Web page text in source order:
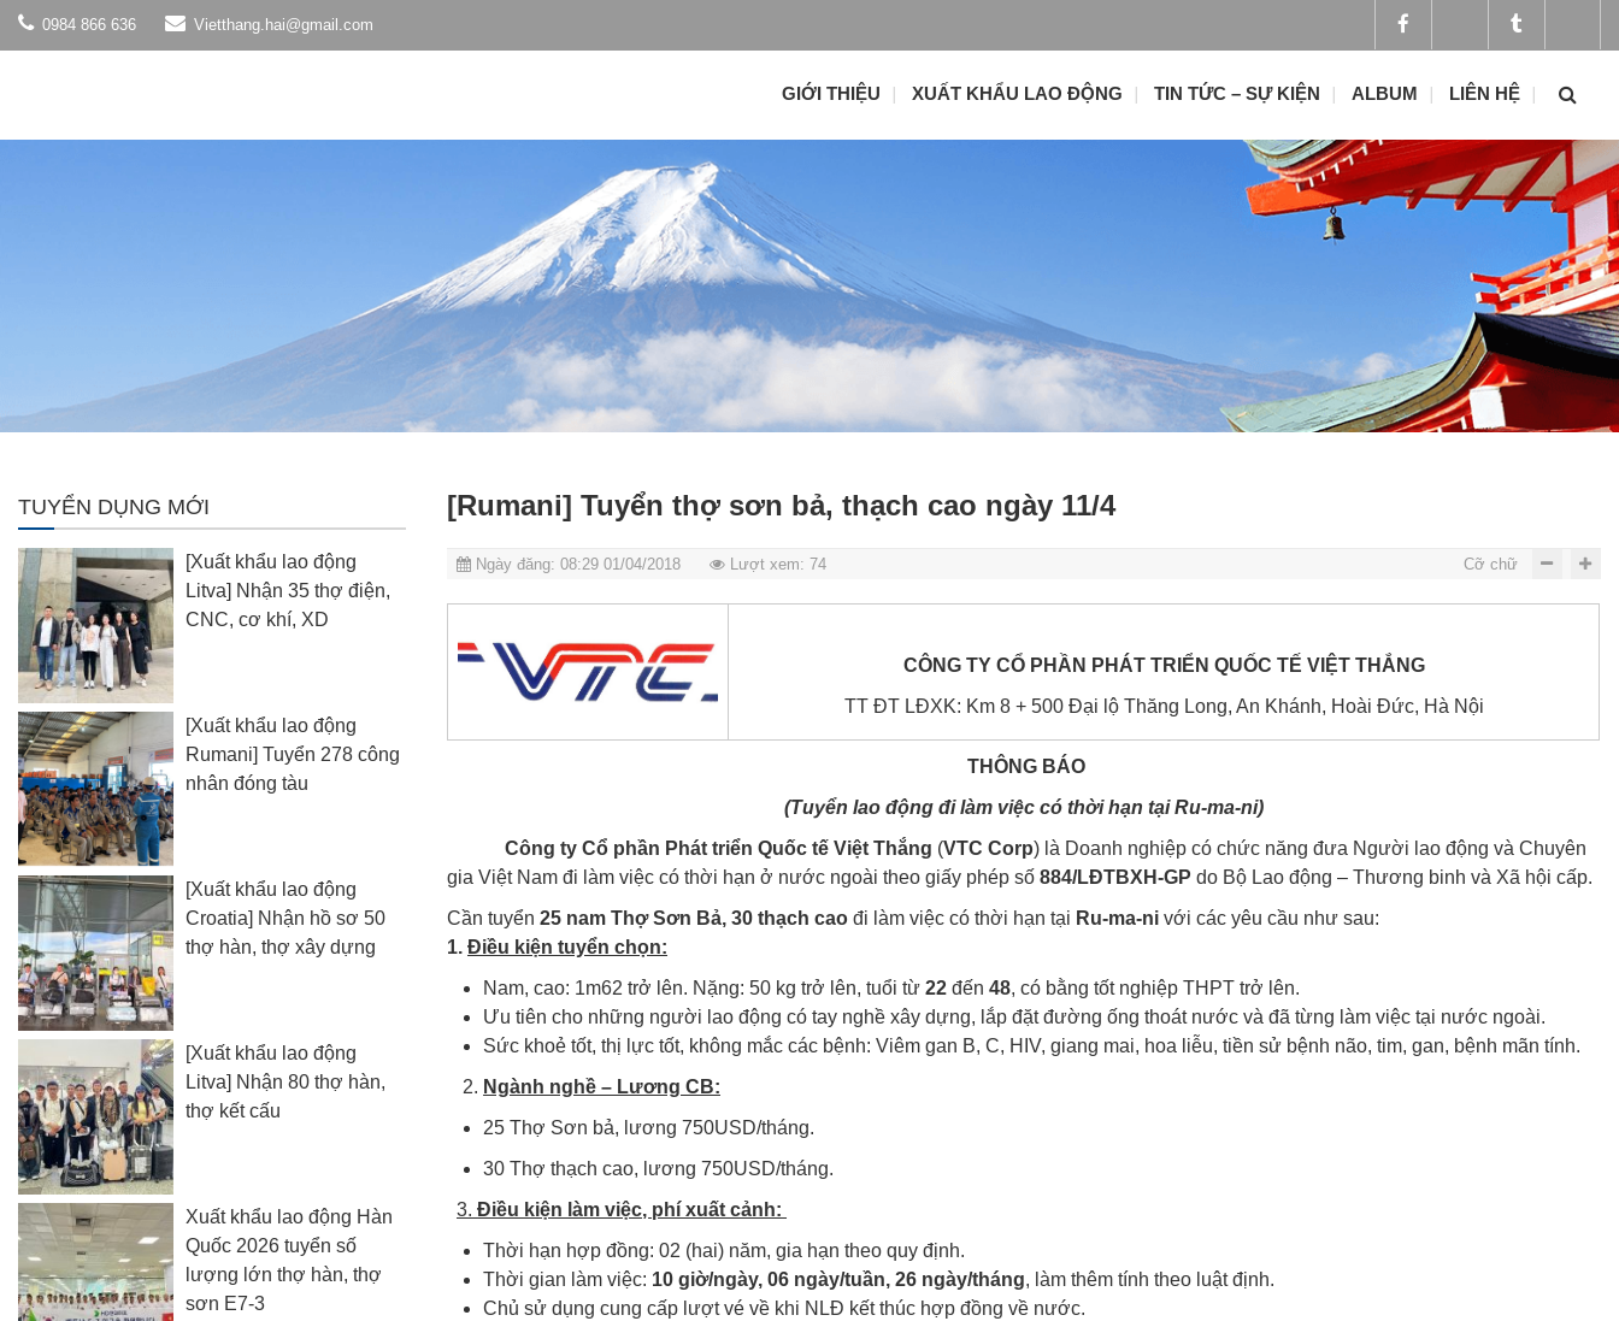
0984 866 636 Vietthang.hai@gmail.com
GIỚI THIỆU XUẤT KHẨU LAO ĐỘNG TIN TỨC – SỰ KIỆN ALBUM LIÊN HỆ
[Rumani] Tuyển thợ sơn bả, thạch cao ngày 11/4
Ngày đăng: 08:29 01/04/2018 Lượt xem: 74 Cỡ chữ
CÔNG TY CỔ PHẦN PHÁT TRIỂN QUỐC TẾ VIỆT THẮNG
TT ĐT LĐXK: Km 8 + 500 Đại lộ Thăng Long, An Khánh, Hoài Đức, Hà Nội
THÔNG BÁO
(Tuyển lao động đi làm việc có thời hạn tạiRu-ma-ni)
Công ty Cổ phần Phát triển Quốc tế Việt Thắng (VTC Corp) là Doanh nghiệp có chức năng đưa Người lao động và Chuyên
gia Việt Nam đi làm việc có thời hạn ở nước ngoài theo giấy phép số884/LĐTBXH-GP do Bộ Lao động – Thương binh và Xã hội cấp.
Cần tuyển25 nam Thợ Sơn Bả, 30 thạch caođi làm việc có thời hạn tại Ru-ma-nivới các yêu cầu như sau:
1.Điều kiện tuyển chọn:
Nam, cao: 1m62 trở lên. Nặng: 50 kg trở lên, tuổi từ22đến48, có bằng tốt nghiệp THPT trở lên.
Ưu tiên cho những người lao động có tay nghề xây dựng, lắp đặt đường ống thoát nước và đã từng làm việc tại nước ngoài.
Sức khoẻ tốt, thị lực tốt, không mắc các bệnh: Viêm gan B, C, HIV, giang mai, hoa liễu, tiền sử bệnh não, tim, gan, bệnh mãn tính.
Ngành nghề – Lương CB:
25 Thợ Sơn bả, lương 750USD/tháng.
30 Thợ thạch cao, lương 750USD/tháng.
3. Điều kiện làm việc, phí xuất cảnh:
Thời hạn hợp đồng: 02 (hai) năm, gia hạn theo quy định.
Thời gian làm việc: 10 giờ/ngày, 06 ngày/tuần, 26 ngày/tháng, làm thêm tính theo luật định.
Chủ sử dụng cung cấp lượt vé về khi NLĐ kết thúc hợp đồng về nước.
TUYỂN DỤNG MỚI
[Xuất khẩu lao động
Litva] Nhận 35 thợ điện,
CNC, cơ khí, XD
[Xuất khẩu lao động
Rumani] Tuyển 278 công
nhân đóng tàu
[Xuất khẩu lao động
Croatia] Nhận hồ sơ 50
thợ hàn, thợ xây dựng
[Xuất khẩu lao động
Litva] Nhận 80 thợ hàn,
thợ kết cấu
Xuất khẩu lao động Hàn
Quốc 2026 tuyển số
lượng lớn thợ hàn, thợ
sơn E7-3